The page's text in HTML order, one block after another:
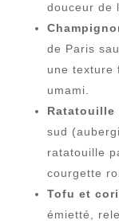
douceur de
de Paris
une texture
umami.
Ratatouille
sud
ratatouille
courgette
Tofu et
émietté,